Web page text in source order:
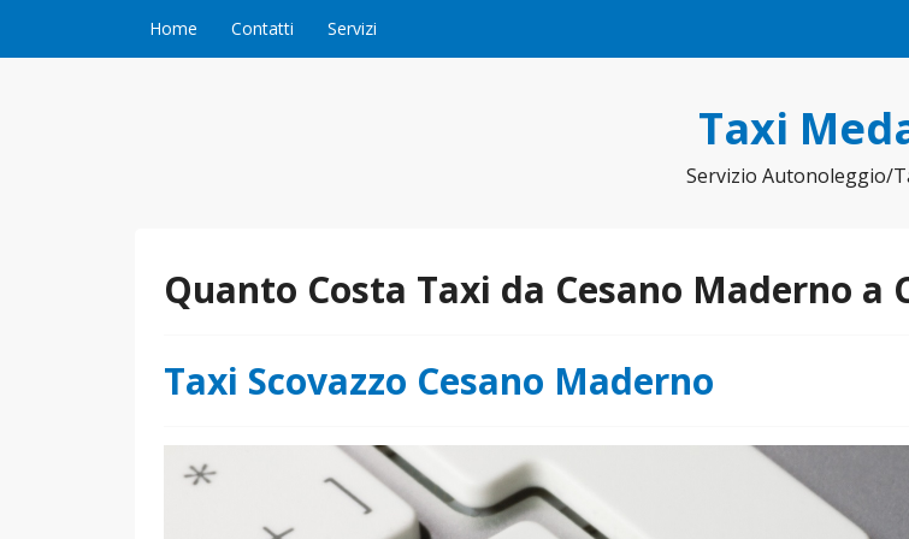
Home Contatti Servizi
Taxi
Servizio Autonoleggio/
Quanto Costa Taxi da Cesano Maderno a
Taxi Scovazzo Cesano Maderno